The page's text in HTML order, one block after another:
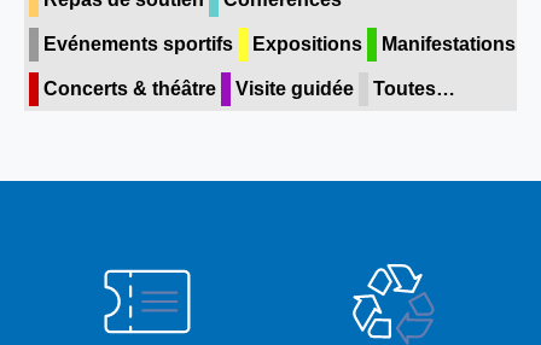
Evénements sportifs Expositions Manifestations
Concerts & théâtre Visite guidée Toutes…